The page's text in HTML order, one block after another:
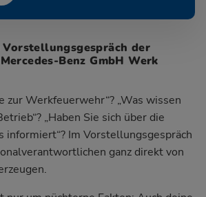
der
Benz GmbH Werk
zur Werkfeuerwehr“? „Was wissen
„Haben Sie sich über die
informiert“? Im Vorstellungsgespräch
ganz direkt von